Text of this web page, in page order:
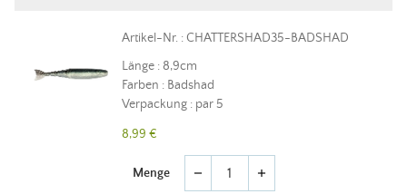
Artikel-Nr. : CHATTERSHAD35-BADSHAD
Länge : 8,9cm
Farben : Badshad
Verpackung : par 5
8,99 €
Menge remove add